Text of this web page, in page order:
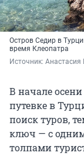
Остров Седир в
время Клеопатра
Источник: Анастасия
В начале
путевке в
поиск туров,
ключ — с
толпами